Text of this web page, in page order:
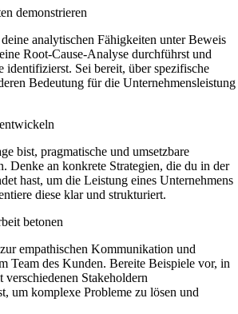
demonstrieren
analytischen Fähigkeiten unter Beweis
Root-Cause-Analyse durchführst und
identifizierst. Sei bereit, über spezifische
Bedeutung für die Unternehmensleistung
bist, pragmatische und umsetzbare
Denke an konkrete Strategien, die du in der
hast, um die Leistung eines Unternehmens
diese klar und strukturiert.
betonen
empathischen Kommunikation und
Team des Kunden. Bereite Beispiele vor, in
Stakeholdern
um komplexe Probleme zu lösen und